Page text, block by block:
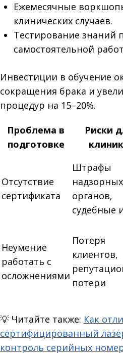
Ежемесячные
клинических случаев.
Тестирование знаний
самостоятельной
Инвестиции в обучение
сокращения брака и
процедур на 15–20%.
Проблема в
подготовке
Риски
Отсутствие
сертификата
Штрафы
надзорных
органов,
судебные
Неумение
работать с
осложнениями
Потеря
клиентов,
потери
💡 Читайте также: Как
сертифицированный
контроль серийных